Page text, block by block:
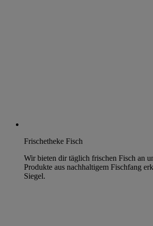
Frischetheke Fisch
Wir bieten dir täglich frischen Fisch an
Produkte aus nachhaltigem Fischfang
Siegel.